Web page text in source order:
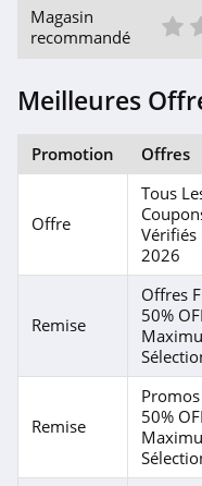
Magasin
recommandé
Meilleures
Promotion Offres
Offre
Tous
Vérifiés
2026
Remise
Offres
50%
Remise
50%